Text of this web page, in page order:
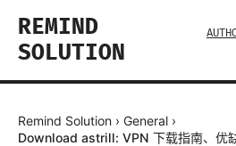
REMIND
SOLUTION
Remind Solution › General ›
Download astrill: VPN 下载指南、优